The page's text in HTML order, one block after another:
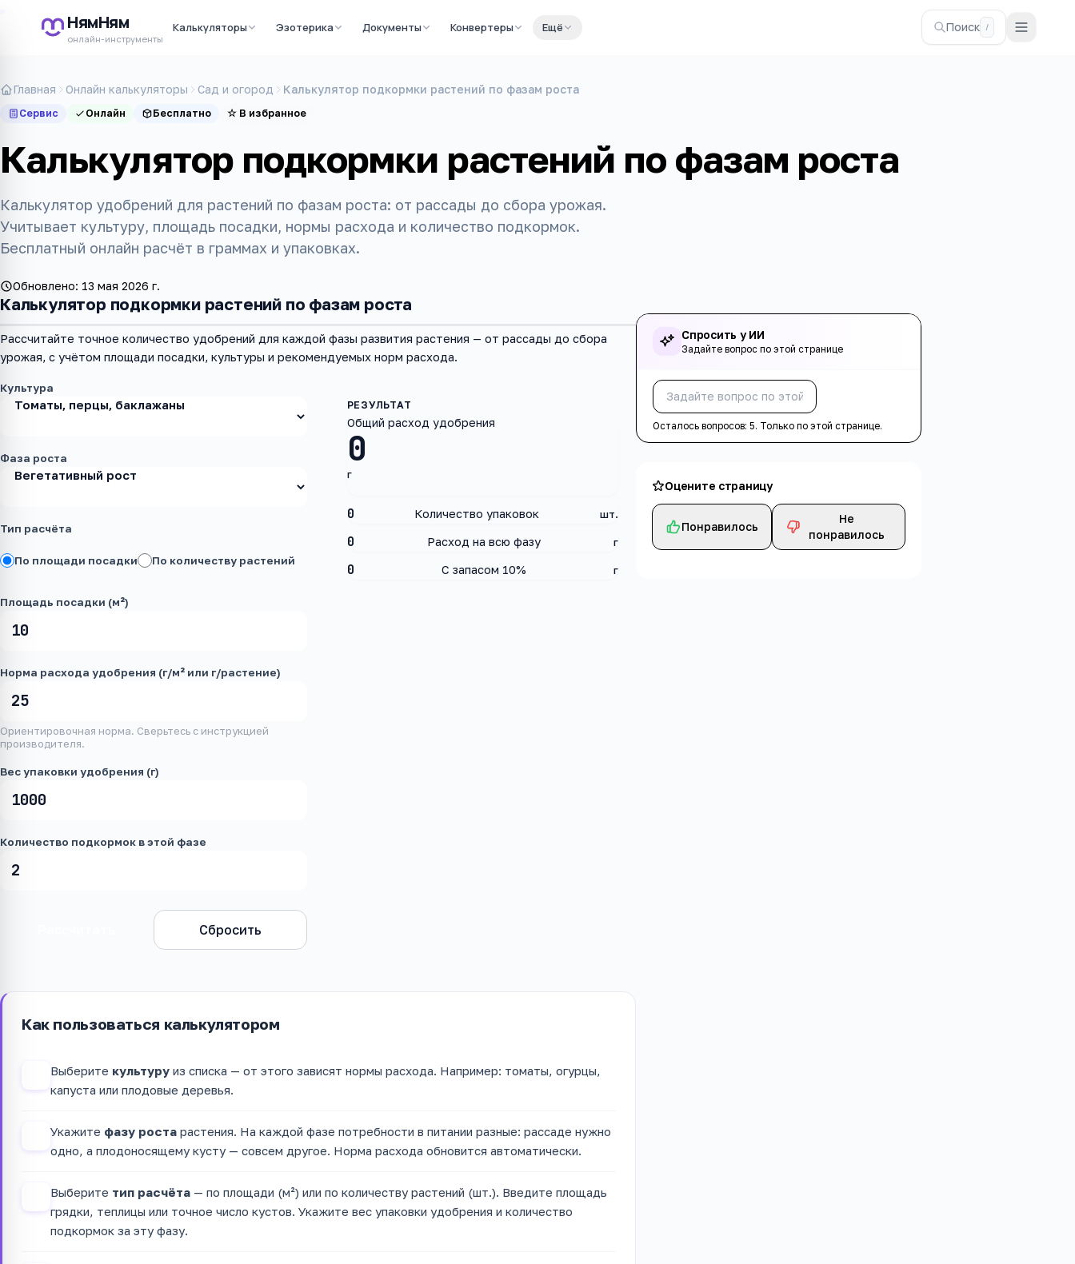
НямНям
онлайн-инструменты
Калькуляторы Эзотерика Документы Конвертеры Ещё Поиск /
Главная Онлайн калькуляторы Сад и огород Калькулятор подкормки растений по фазам роста
Сервис Онлайн Бесплатно ☆ В избранное
Калькулятор подкормки растений по фазам роста
Калькулятор удобрений для растений по фазам роста: от рассады до сбора урожая.
Учитывает культуру, площадь посадки, нормы расхода и количество подкормок.
Бесплатный онлайн расчёт в граммах и упаковках.
Обновлено: 13 мая 2026 г.
Калькулятор подкормки растений по фазам роста
Рассчитайте точное количество удобрений для каждой фазы развития растения — от рассады до сбора
урожая, с учётом площади посадки, культуры и рекомендуемых норм расхода.
Культура
Фаза роста
Тип расчёта
По площади посадки По количеству растений
Площадь посадки (м²)
Норма расхода удобрения (г/м² или г/растение)
Ориентировочная норма. Сверьтесь с инструкцией
производителя.
Вес упаковки удобрения (г)
Количество подкормок в этой фазе
Сбросить
0
Общий расход удобрения
г
0 Количество упаковок шт.
0 Расход на всю фазу г
0 С запасом 10% г
Как пользоваться калькулятором
Выберите культуру из списка — от этого зависят нормы расхода. Например: томаты, огурцы,
капуста или плодовые деревья.
Укажите фазу роста растения. На каждой фазе потребности в питании разные: рассаде нужно
одно, а плодоносящему кусту — совсем другое. Норма расхода обновится автоматически.
Выберите тип расчёта — по площади (м²) или по количеству растений (шт.). Введите площадь
грядки, теплицы или точное число кустов. Укажите вес упаковки удобрения и количество
подкормок за эту фазу.
Спросить у ИИ
Задайте вопрос по этой странице
Осталось вопросов:5. Только по этой странице.
Оцените страницу
Понравилось
Не
понравилось